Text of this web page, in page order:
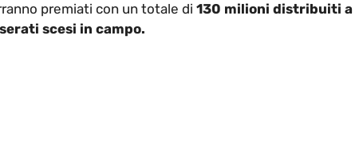
premiati con un totale di 130 milioni distribuiti a
scesi in campo.